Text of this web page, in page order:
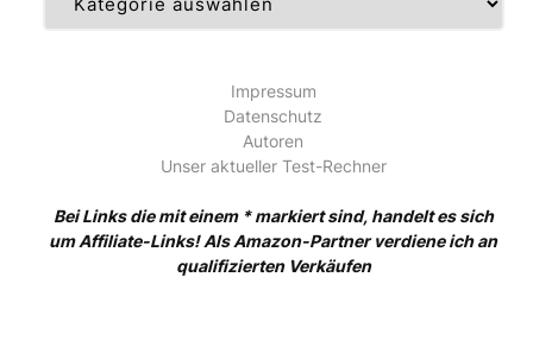
Impressum
Datenschutz
Autoren
Unser aktueller Test-Rechner
Bei Links die mit einem * markiert sind, handelt es sich
um Affiliate-Links! Als Amazon-Partner verdiene ich an
qualifizierten Verkäufen